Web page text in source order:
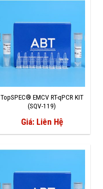
TopSPEC® EMCV RT-qPCR KIT
(SQV-119)
Giá: Liên Hệ